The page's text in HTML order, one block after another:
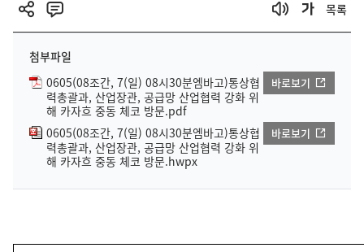
목록
첨부파일
0605(08조간, 7(일) 08시30분엠바고)통상협
력총괄과, 산업장관, 공급망 산업협력 강화 위
해 카자흐 중동 체코 방문.pdf
바로보기
0605(08조간, 7(일) 08시30분엠바고)통상협
력총괄과, 산업장관, 공급망 산업협력 강화 위
해 카자흐 중동 체코 방문.hwpx
바로보기